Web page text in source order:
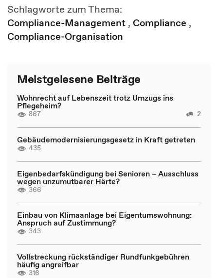
Schlagworte zum Thema:
Compliance-Management , Compliance ,
Compliance-Organisation
Meistgelesene Beiträge
Wohnrecht auf Lebenszeit trotz Umzugs ins
Pflegeheim?
867 2
Gebäudemodernisierungsgesetz in Kraft getreten
435
Eigenbedarfskündigung bei Senioren – Ausschluss
wegen unzumutbarer Härte?
366
Einbau von Klimaanlage bei Eigentumswohnung:
Anspruch auf Zustimmung?
343
Vollstreckung rückständiger Rundfunkgebühren
häufig angreifbar
316